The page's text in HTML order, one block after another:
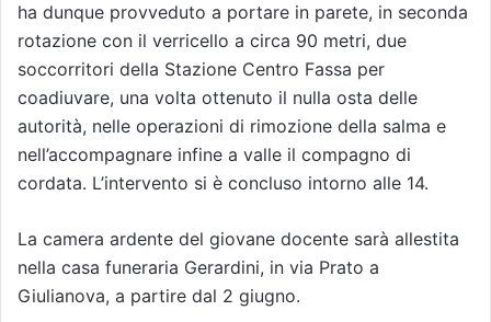
ha dunque provveduto a portare in parete, in seconda
rotazione con il verricello a circa 90 metri, due
soccorritori della Stazione Centro Fassa per
coadiuvare, una volta ottenuto il nulla osta delle
autorità, nelle operazioni di rimozione della salma e
nell’accompagnare infine a valle il compagno di
cordata. L’intervento si è concluso intorno alle 14.
La camera ardente del giovane docente sarà allestita
nella casa funeraria Gerardini, in via Prato a
Giulianova, a partire dal 2 giugno.